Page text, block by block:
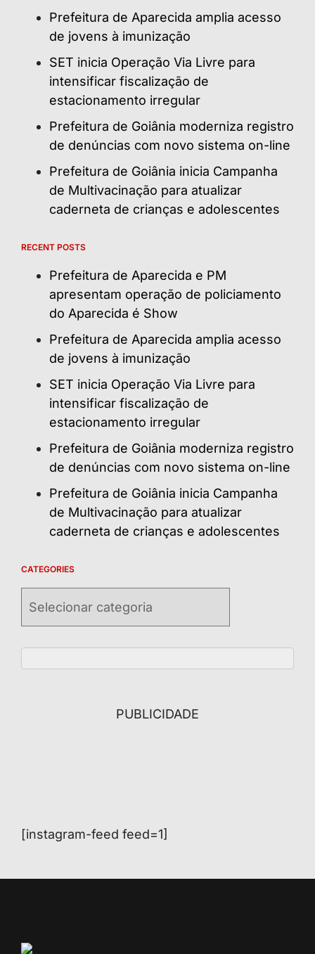
Prefeitura de Aparecida amplia acesso
de jovens à imunização
SET inicia Operação Via Livre para
intensificar fiscalização de
estacionamento irregular
Prefeitura de Goiânia moderniza registro
de denúncias com novo sistema on-line
Prefeitura de Goiânia inicia Campanha
de Multivacinação para atualizar
caderneta de crianças e adolescentes
RECENT POSTS
Prefeitura de Aparecida e PM
apresentam operação de policiamento
do Aparecida é Show
Prefeitura de Aparecida amplia acesso
de jovens à imunização
SET inicia Operação Via Livre para
intensificar fiscalização de
estacionamento irregular
Prefeitura de Goiânia moderniza registro
de denúncias com novo sistema on-line
Prefeitura de Goiânia inicia Campanha
de Multivacinação para atualizar
caderneta de crianças e adolescentes
CATEGORIES
PUBLICIDADE
[instagram-feed feed=1]